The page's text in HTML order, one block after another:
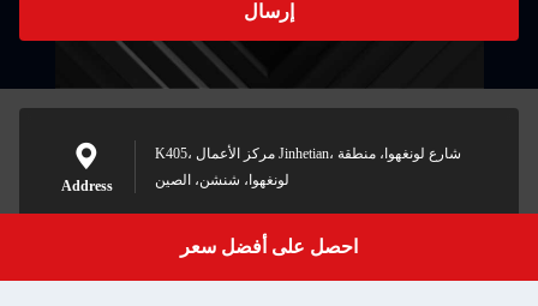
احصل على أفضل سعر
إرسال
Address
K405، مركز الأعمال Jinhetian، شارع لونغهوا، منطقة
لونغهوا، شنشن، الصين
Get a Quote